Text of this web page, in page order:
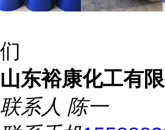
们
山东裕康化工有
联系人 陈一